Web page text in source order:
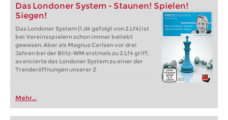
Das Londoner System - Staunen! Spielen!
Siegen!
Das Londoner System (1.d4 gefolgt von 2.Lf4) ist
bei Vereinsspielern schon immer beliebt
gewesen. Aber als Magnus Carlsen vor drei
Jahren bei der Blitz-WM erstmals zu 2.Lf4 griff,
avancierte das Londoner System zu einer der
Trenderöffnungen unserer Z
Mehr...